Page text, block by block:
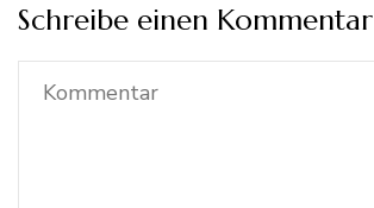
Schreibe einen Kommentar